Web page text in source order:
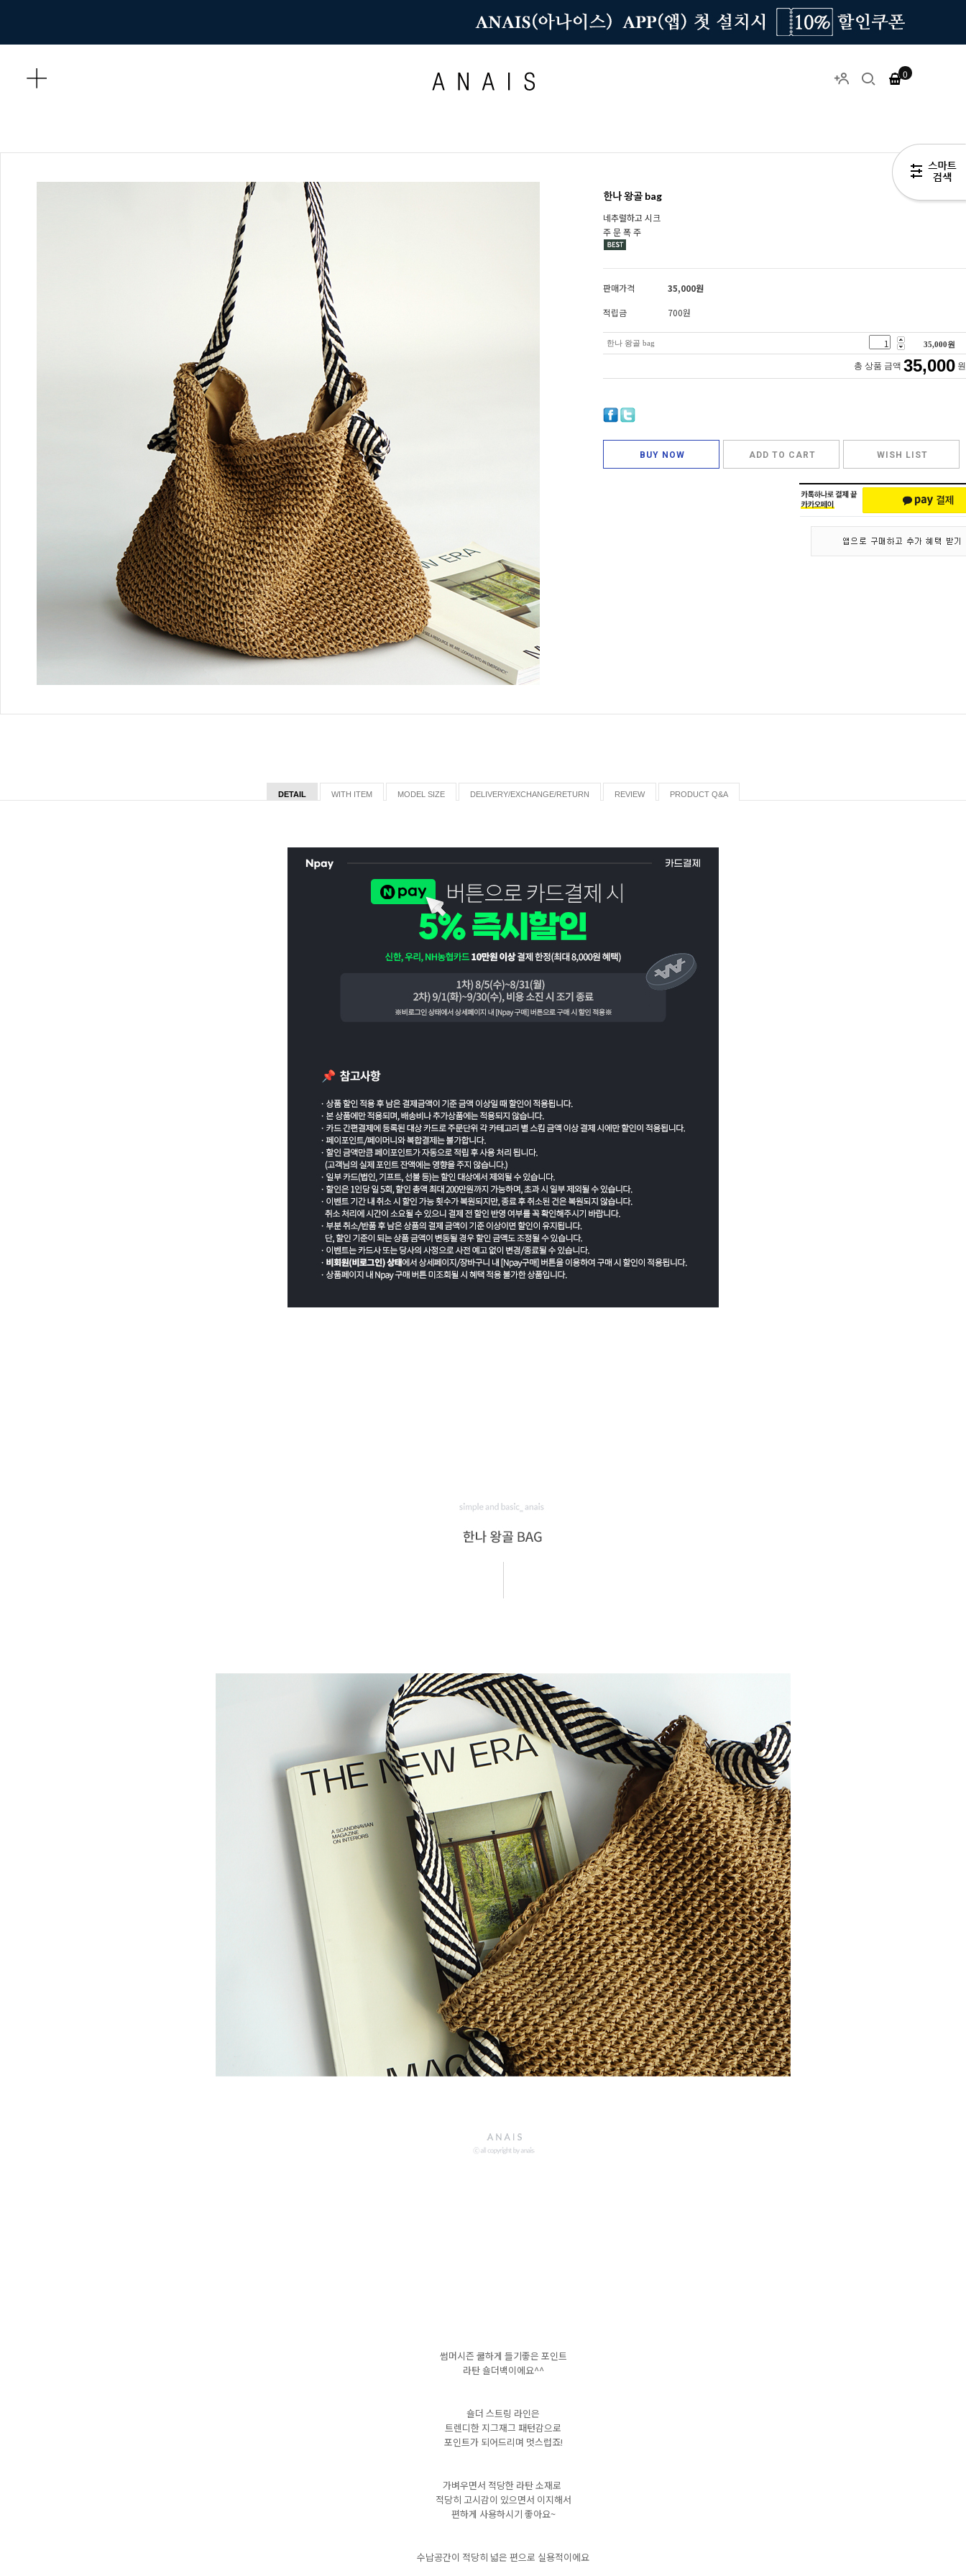
0
한나 왕골 bag
네추럴하고 시크
주 문 폭 주
판매가격 35,000원
적립금
700원
한나 왕골 bag 35,000원
총 상품 금액 35,000 원
BUY NOW ADD TO CART WISH LIST
DETAIL WITH ITEM MODEL SIZE DELIVERY/EXCHANGE/RETURN REVIEW PRODUCT Q&A
썸머시즌 쿨하게 들기좋은 포인트
라탄 숄더백이에요^^
숄더 스트링 라인은
트렌디한 지그재그 패턴감으로
포인트가 되어드리며 멋스럽죠!
가벼우면서 적당한 라탄 소재로
적당히 고시감이 있으면서 이지해서
편하게 사용하시기 좋아요~
수납공간이 적당히 넓은 편으로 실용적이에요